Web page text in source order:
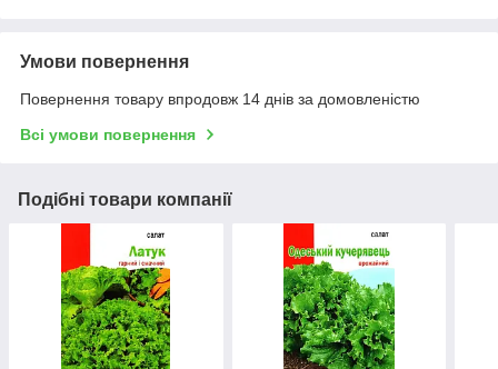
Умови повернення
Повернення товару впродовж 14 днів за домовленістю
Всі умови повернення
Подібні товари компанії